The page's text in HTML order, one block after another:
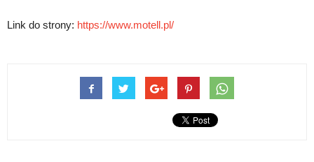
Link do strony: https://www.motell.pl/